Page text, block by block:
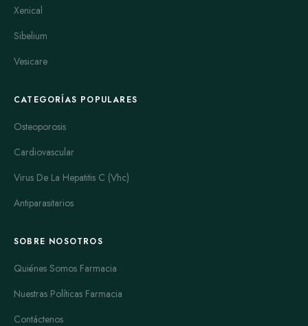
Xenical
Sibelium
Vesicare
CATEGORÍAS POPULARES
Osteoporosis
Cardiovascular
Virus De La Hepatitis C (Vhc)
Antiparasitarios
SOBRE NOSOTROS
Quiénes Somos Farmacia
Nuestras Políticas Farmacia
Contáctenos